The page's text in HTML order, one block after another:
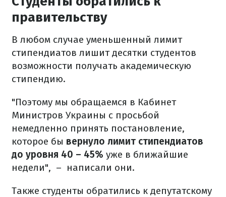
правительству
В любом случае уменьшенный лимит
стипендиатов лишит десятки студентов
возможности получать академическую
стипендию.
"Поэтому мы обращаемся в Кабинет
Министров Украины с просьбой
немедленно принять постановление,
которое бы вернуло лимит стипендиатов
до уровня 40 – 45% уже в ближайшие
недели", – написали они.
Также студенты обратились к депутатскому